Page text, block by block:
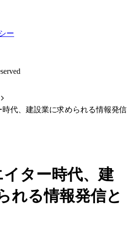
ー
時代、建設業に求められる情報発信
ター時代、建
れる情報発信と